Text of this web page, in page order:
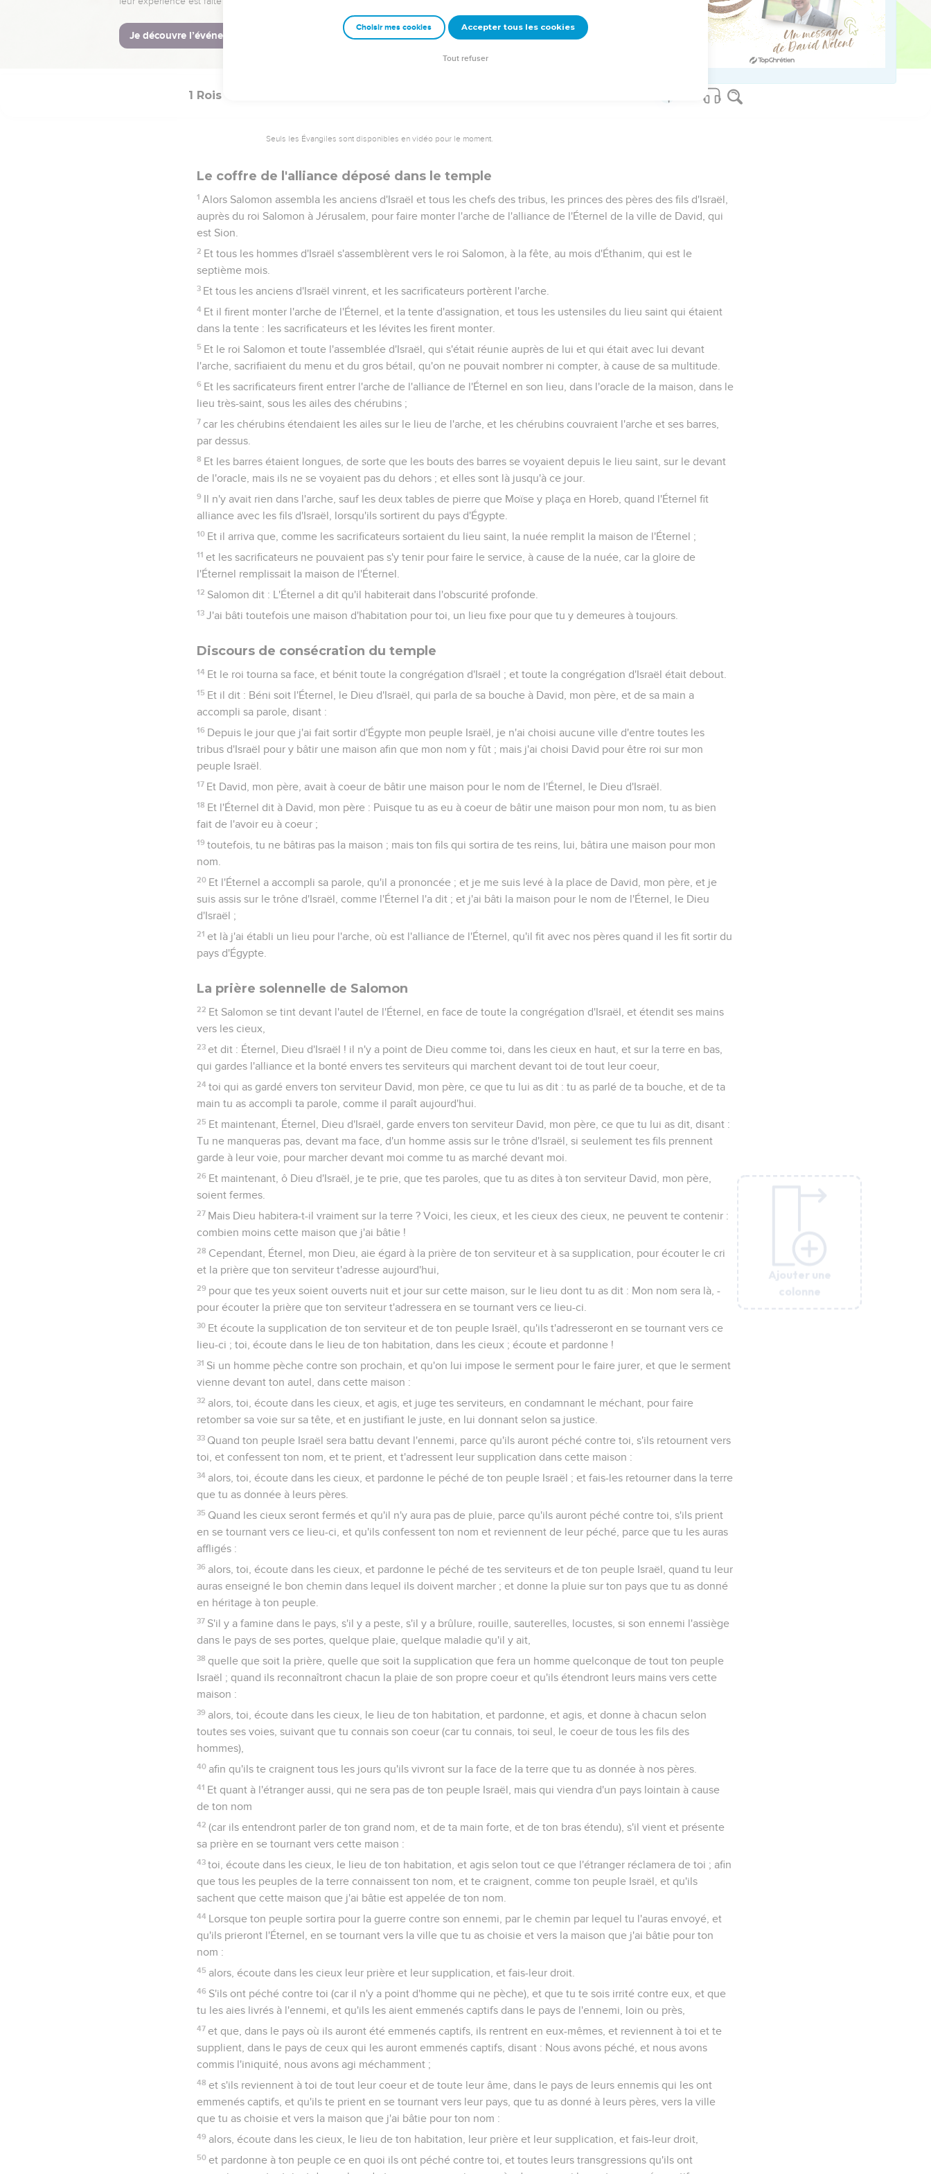
les portes de la maison intérieure, pour le lieu très-saint, et pour les portes de la maison, pour le temple.
51 Et tout l'ouvrage que le roi Salomon fit pour la maison de l'Éternel fut achevé. Et Salomon apporta les choses
saintes de David, son père, l'argent, et l'or, et les ustensiles : il les mit dans les trésors de la maison de l'Éternel.
Ajouter une
colonne
1 Rois
Seuls les Évangiles sont disponibles en vidéo pour le moment.
Le coffre de l'alliance déposé dans le temple
1 Alors Salomon assembla les anciens d'Israël et tous les chefs des tribus, les princes des pères des fils d'Israël,
auprès du roi Salomon à Jérusalem, pour faire monter l'arche de l'alliance de l'Éternel de la ville de David, qui
est Sion.
2 Et tous les hommes d'Israël s'assemblèrent vers le roi Salomon, à la fête, au mois d'Éthanim, qui est le
septième mois.
3 Et tous les anciens d'Israël vinrent, et les sacrificateurs portèrent l'arche.
4 Et il firent monter l'arche de l'Éternel, et la tente d'assignation, et tous les ustensiles du lieu saint qui étaient
dans la tente : les sacrificateurs et les lévites les firent monter.
5 Et le roi Salomon et toute l'assemblée d'Israël, qui s'était réunie auprès de lui et qui était avec lui devant
l'arche, sacrifiaient du menu et du gros bétail, qu'on ne pouvait nombrer ni compter, à cause de sa multitude.
6 Et les sacrificateurs firent entrer l'arche de l'alliance de l'Éternel en son lieu, dans l'oracle de la maison, dans le
lieu très-saint, sous les ailes des chérubins ;
7 car les chérubins étendaient les ailes sur le lieu de l'arche, et les chérubins couvraient l'arche et ses barres,
par dessus.
8 Et les barres étaient longues, de sorte que les bouts des barres se voyaient depuis le lieu saint, sur le devant
de l'oracle, mais ils ne se voyaient pas du dehors ; et elles sont là jusqu'à ce jour.
9 Il n'y avait rien dans l'arche, sauf les deux tables de pierre que Moïse y plaça en Horeb, quand l'Éternel fit
alliance avec les fils d'Israël, lorsqu'ils sortirent du pays d'Égypte.
10 Et il arriva que, comme les sacrificateurs sortaient du lieu saint, la nuée remplit la maison de l'Éternel ;
11 et les sacrificateurs ne pouvaient pas s'y tenir pour faire le service, à cause de la nuée, car la gloire de
l'Éternel remplissait la maison de l'Éternel.
12 Salomon dit : L'Éternel a dit qu'il habiterait dans l'obscurité profonde.
13 J'ai bâti toutefois une maison d'habitation pour toi, un lieu fixe pour que tu y demeures à toujours.
Discours de consécration du temple
14 Et le roi tourna sa face, et bénit toute la congrégation d'Israël ; et toute la congrégation d'Israël était debout.
15 Et il dit : Béni soit l'Éternel, le Dieu d'Israël, qui parla de sa bouche à David, mon père, et de sa main a
accompli sa parole, disant :
16 Depuis le jour que j'ai fait sortir d'Égypte mon peuple Israël, je n'ai choisi aucune ville d'entre toutes les
tribus d'Israël pour y bâtir une maison afin que mon nom y fût ; mais j'ai choisi David pour être roi sur mon
peuple Israël.
17 Et David, mon père, avait à coeur de bâtir une maison pour le nom de l'Éternel, le Dieu d'Israël.
18 Et l'Éternel dit à David, mon père : Puisque tu as eu à coeur de bâtir une maison pour mon nom, tu as bien
fait de l'avoir eu à coeur ;
19 toutefois, tu ne bâtiras pas la maison ; mais ton fils qui sortira de tes reins, lui, bâtira une maison pour mon
nom.
20 Et l'Éternel a accompli sa parole, qu'il a prononcée ; et je me suis levé à la place de David, mon père, et je
suis assis sur le trône d'Israël, comme l'Éternel l'a dit ; et j'ai bâti la maison pour le nom de l'Éternel, le Dieu
d'Israël ;
21 et là j'ai établi un lieu pour l'arche, où est l'alliance de l'Éternel, qu'il fit avec nos pères quand il les fit sortir du
pays d'Égypte.
La prière solennelle de Salomon
22 Et Salomon se tint devant l'autel de l'Éternel, en face de toute la congrégation d'Israël, et étendit ses mains
vers les cieux,
23 et dit : Éternel, Dieu d'Israël ! il n'y a point de Dieu comme toi, dans les cieux en haut, et sur la terre en bas,
qui gardes l'alliance et la bonté envers tes serviteurs qui marchent devant toi de tout leur coeur,
24 toi qui as gardé envers ton serviteur David, mon père, ce que tu lui as dit : tu as parlé de ta bouche, et de ta
main tu as accompli ta parole, comme il paraît aujourd'hui.
25 Et maintenant, Éternel, Dieu d'Israël, garde envers ton serviteur David, mon père, ce que tu lui as dit, disant :
Tu ne manqueras pas, devant ma face, d'un homme assis sur le trône d'Israël, si seulement tes fils prennent
garde à leur voie, pour marcher devant moi comme tu as marché devant moi.
26 Et maintenant, ô Dieu d'Israël, je te prie, que tes paroles, que tu as dites à ton serviteur David, mon père,
soient fermes.
27 Mais Dieu habitera-t-il vraiment sur la terre ? Voici, les cieux, et les cieux des cieux, ne peuvent te contenir :
combien moins cette maison que j'ai bâtie !
28 Cependant, Éternel, mon Dieu, aie égard à la prière de ton serviteur et à sa supplication, pour écouter le cri
et la prière que ton serviteur t'adresse aujourd'hui,
29 pour que tes yeux soient ouverts nuit et jour sur cette maison, sur le lieu dont tu as dit : Mon nom sera là, -
pour écouter la prière que ton serviteur t'adressera en se tournant vers ce lieu-ci.
30 Et écoute la supplication de ton serviteur et de ton peuple Israël, qu'ils t'adresseront en se tournant vers ce
lieu-ci ; toi, écoute dans le lieu de ton habitation, dans les cieux ; écoute et pardonne !
31 Si un homme pèche contre son prochain, et qu'on lui impose le serment pour le faire jurer, et que le serment
vienne devant ton autel, dans cette maison :
32 alors, toi, écoute dans les cieux, et agis, et juge tes serviteurs, en condamnant le méchant, pour faire
retomber sa voie sur sa tête, et en justifiant le juste, en lui donnant selon sa justice.
33 Quand ton peuple Israël sera battu devant l'ennemi, parce qu'ils auront péché contre toi, s'ils retournent vers
toi, et confessent ton nom, et te prient, et t'adressent leur supplication dans cette maison :
34 alors, toi, écoute dans les cieux, et pardonne le péché de ton peuple Israël ; et fais-les retourner dans la terre
que tu as donnée à leurs pères.
35 Quand les cieux seront fermés et qu'il n'y aura pas de pluie, parce qu'ils auront péché contre toi, s'ils prient
en se tournant vers ce lieu-ci, et qu'ils confessent ton nom et reviennent de leur péché, parce que tu les auras
affligés :
36 alors, toi, écoute dans les cieux, et pardonne le péché de tes serviteurs et de ton peuple Israël, quand tu leur
auras enseigné le bon chemin dans lequel ils doivent marcher ; et donne la pluie sur ton pays que tu as donné
en héritage à ton peuple.
37 S'il y a famine dans le pays, s'il y a peste, s'il y a brûlure, rouille, sauterelles, locustes, si son ennemi l'assiège
dans le pays de ses portes, quelque plaie, quelque maladie qu'il y ait,
38 quelle que soit la prière, quelle que soit la supplication que fera un homme quelconque de tout ton peuple
Israël ; quand ils reconnaîtront chacun la plaie de son propre coeur et qu'ils étendront leurs mains vers cette
maison :
39 alors, toi, écoute dans les cieux, le lieu de ton habitation, et pardonne, et agis, et donne à chacun selon
toutes ses voies, suivant que tu connais son coeur (car tu connais, toi seul, le coeur de tous les fils des
hommes),
40 afin qu'ils te craignent tous les jours qu'ils vivront sur la face de la terre que tu as donnée à nos pères.
41 Et quant à l'étranger aussi, qui ne sera pas de ton peuple Israël, mais qui viendra d'un pays lointain à cause
de ton nom
42 (car ils entendront parler de ton grand nom, et de ta main forte, et de ton bras étendu), s'il vient et présente
sa prière en se tournant vers cette maison :
43 toi, écoute dans les cieux, le lieu de ton habitation, et agis selon tout ce que l'étranger réclamera de toi ; afin
que tous les peuples de la terre connaissent ton nom, et te craignent, comme ton peuple Israël, et qu'ils
sachent que cette maison que j'ai bâtie est appelée de ton nom.
44 Lorsque ton peuple sortira pour la guerre contre son ennemi, par le chemin par lequel tu l'auras envoyé, et
qu'ils prieront l'Éternel, en se tournant vers la ville que tu as choisie et vers la maison que j'ai bâtie pour ton
nom :
45 alors, écoute dans les cieux leur prière et leur supplication, et fais-leur droit.
46 S'ils ont péché contre toi (car il n'y a point d'homme qui ne pèche), et que tu te sois irrité contre eux, et que
tu les aies livrés à l'ennemi, et qu'ils les aient emmenés captifs dans le pays de l'ennemi, loin ou près,
47 et que, dans le pays où ils auront été emmenés captifs, ils rentrent en eux-mêmes, et reviennent à toi et te
supplient, dans le pays de ceux qui les auront emmenés captifs, disant : Nous avons péché, et nous avons
commis l'iniquité, nous avons agi méchamment ;
48 et s'ils reviennent à toi de tout leur coeur et de toute leur âme, dans le pays de leurs ennemis qui les ont
emmenés captifs, et qu'ils te prient en se tournant vers leur pays, que tu as donné à leurs pères, vers la ville
que tu as choisie et vers la maison que j'ai bâtie pour ton nom :
49 alors, écoute dans les cieux, le lieu de ton habitation, leur prière et leur supplication, et fais-leur droit,
50 et pardonne à ton peuple ce en quoi ils ont péché contre toi, et toutes leurs transgressions qu'ils ont
Ajouter une
colonne
Ajouter une
colonne
Ajouter une
colonne
Ajouter une
colonne
Choisir mes cookies Accepter tous les cookies
Tout refuser